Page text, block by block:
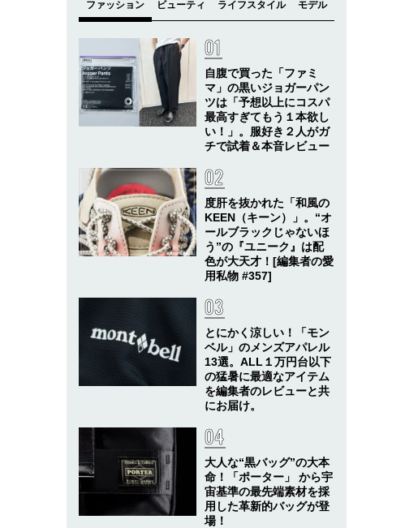
自腹で買った「ファミ
マ」の黒いジョガーパン
ツは「予想以上にコスパ
最高すぎてもう１本欲し
い！」。服好き２人がガ
チで試着＆本音レビュー
度肝を抜かれた「和風の
KEEN（キーン）」。“オ
ールブラックじゃないほ
う”の『ユニーク』は配
色が大天才！[編集者の愛
用私物 #357]
とにかく涼しい！「モン
ベル」のメンズアパレル
13選。ALL１万円台以下
の猛暑に最適なアイテム
を編集者のレビューと共
にお届け。
大人な“黒バッグ”の大本
命！「ポーター」 から宇
宙基準の最先端素材を採
用した革新的バッグが登
場！